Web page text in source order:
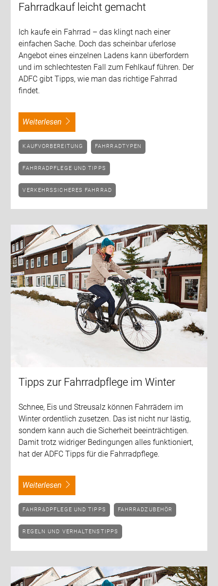
Fahrradkauf leicht gemacht
Ich kaufe ein Fahrrad – das klingt nach einer
einfachen Sache. Doch das scheinbar uferlose
Angebot eines einzelnen Ladens kann überfordern
und im schlechtesten Fall zum Fehlkauf führen. Der
ADFC gibt Tipps, wie man das richtige Fahrrad
findet.
weiterlesen
KAUFVORBEREITUNG FAHRRADTYPEN
FAHRRADPFLEGE UND TIPPS
VERKEHRSSICHERES FAHRRAD
Tipps zur Fahrradpflege im Winter
Schnee, Eis und Streusalz können Fahrrädern im
Winter ordentlich zusetzen. Das ist nicht nur lästig,
sondern kann auch die Sicherheit beeinträchtigen.
Damit trotz widriger Bedingungen alles funktioniert,
hat der ADFC Tipps für die Fahrradpflege.
weiterlesen
FAHRRADPFLEGE UND TIPPS FAHRRADZUBEHÖR
REGELN UND VERHALTENSTIPPS